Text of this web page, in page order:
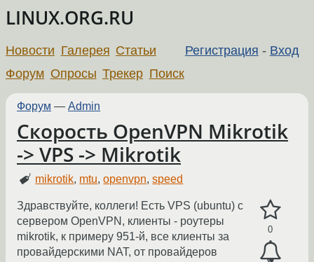
LINUX.ORG.RU
Регистрация - Вход
Новости Галерея Статьи
Форум Опросы Трекер Поиск
Форум — Admin
Скорость OpenVPN Mikrotik
-> VPS -> Mikrotik
mikrotik, mtu,openvpn,speed
0
Здравствуйте, коллеги! Есть VPS (ubuntu) с
сервером OpenVPN, клиенты - роутеры
mikrotik, к примеру 951-й, все клиенты за
провайдерскими NAT, от провайдеров